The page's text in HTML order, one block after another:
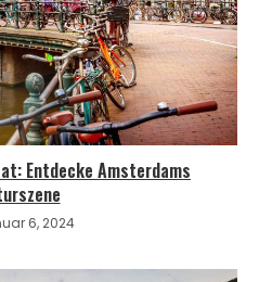
Entdecke Amsterdams
6, 2024